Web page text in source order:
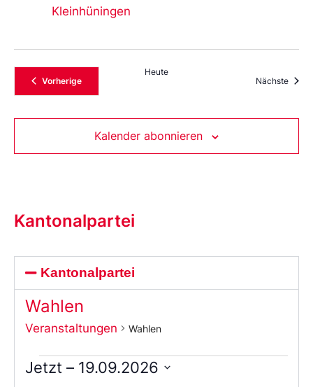
Kleinhüningen
VorherigeVeranstaltungen
Heute
Nächste
Kalender abonnieren
Kantonalpartei
Kantonalpartei
Wahlen
Veranstaltungen Wahlen
Jetzt – 19.09.2026